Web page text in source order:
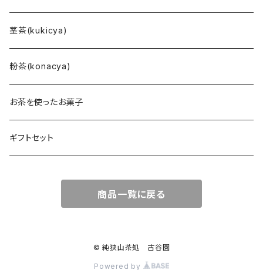
茎茶(kukicya)
粉茶(konacya)
お茶を使ったお菓子
ギフトセット
商品一覧に戻る
© 純狭山茶処 古谷園
Powered by